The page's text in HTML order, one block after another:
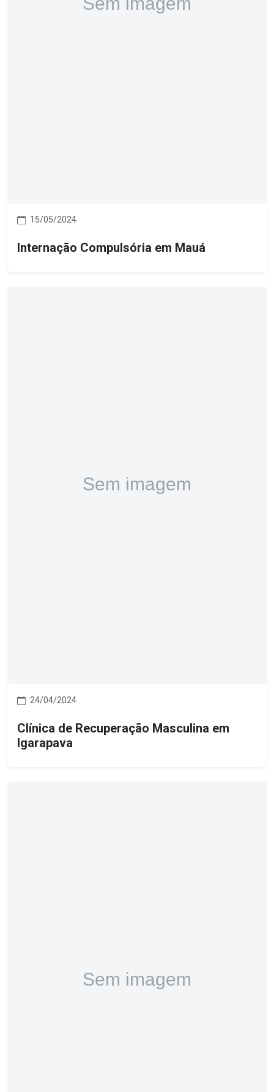
15/05/2024
Internação Compulsória em Mauá
24/04/2024
Clínica de Recuperação Masculina em
Igarapava